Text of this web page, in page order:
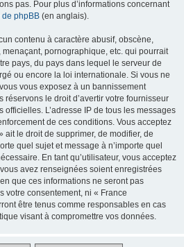
pas. Pour plus d’informations concernant
de phpBB (en anglais).
contenu à caractère abusif, obscène,
pornographique, etc. qui pourrait
pays, du pays dans lequel le serveur de
ou encore la loi internationale. Si vous ne
vous exposez à un bannissement
réservons le droit d’avertir votre fournisseur
officielles. L’adresse IP de tous les messages
de ces conditions. Vous acceptez
ait le droit de supprimer, de modifier, de
quel sujet et message à n’importe quel
En tant qu’utilisateur, vous acceptez
avez renseignées soient enregistrées
que ces informations ne seront pas
votre consentement, ni « France
être tenus comme responsables en cas
visant à compromettre vos données.